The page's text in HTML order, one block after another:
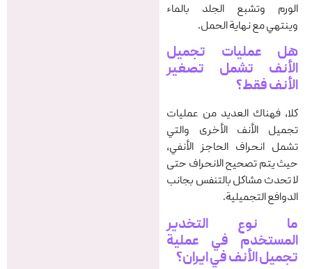
الورم وتشبع الجلد بالماء
وينتهي مع نهاية الحمل.
هل عمليات تجميل
الأنف تشمل تصغير
الأنف فقط؟
كلا، فهناك العديد من عمليات
تجميل الأنف الأخرى والتي
تشمل انحراف الحاجز الأنفي،
حيث يتم تصحيح الانحراف حتى
لا تحدث مشاكل بالتنفس بجانب
الدوافع التجميلية.
ما نوع التخدير
المستخدم في عملية
تجمیل الأنف في ایران؟